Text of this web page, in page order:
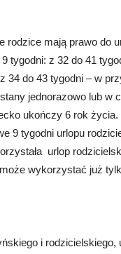
rodzice mają prawo do
9 tygodni: z 32 do 41
34 do 43 tygodni – w
jednorazowo lub w
ukończy 6 rok
9 tygodni urlopu
urlop
wykorzystać już
i